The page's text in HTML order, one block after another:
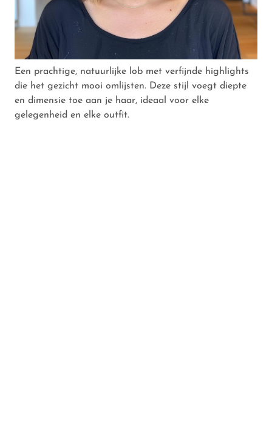
Een prachtige, natuurlijke lob met verfijnde highlights
die het gezicht mooi omlijsten. Deze stijl voegt diepte
en dimensie toe aan je haar, ideaal voor elke
gelegenheid en elke outfit.